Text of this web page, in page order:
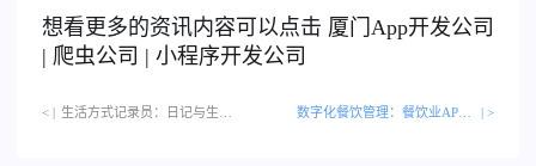
想看更多的资讯内容可以点击 厦门 App开发公司
| 爬虫公司 | 小程序开发公司
< | | >